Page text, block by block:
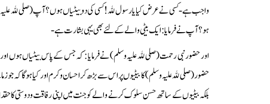
واجب ہے - کسی نے عرض کیا یا رسولﷲ ! کسی کی دو بیٹیاں ہوں ؟ آپ (صلیﷲ علیہ
ہو ؟ آپ نے فرمایا : ایک بیٹی والے کے لئے بھی یہی بشارت ہے -
اور حضور نبی رحمت (صلیﷲ علیہ وسلم) نے فرمایا : کہ جس کے پاس بیٹیاں ہوں
حضور (صلیﷲ علیہ وسلم) کا بیٹیوں پر اس سے بڑھ کر احسان وکرم اور کیا ہوگا کہ جو
بلکہ بیٹیوں کے ساتھ حسن سلوک کرنے والے کو جنت میں اپنی رفاقت ودوستی کا